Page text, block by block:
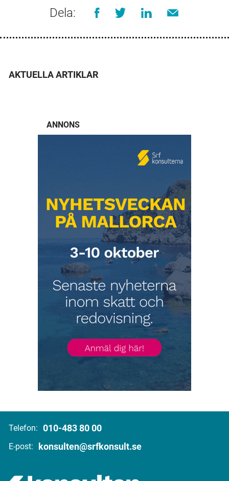
Dela:
AKTUELLA ARTIKLAR
ANNONS
Telefon: 010-483 80 00
E-post: konsulten@srfkonsult.se